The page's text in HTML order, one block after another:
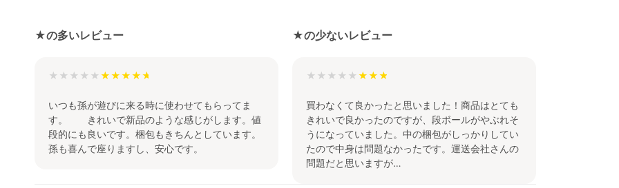
★の多いレビュー
★★★★★
いつも孫が遊びに来る時に使わせてもらってま
す。 きれいで新品のような感じがします。値
段的にも良いです。梱包もきちんとしています。
孫も喜んで座りますし、安心です。
★の少ないレビュー
★★★★★
買わなくて良かったと思いました！商品はとても
きれいで良かったのですが、段ボールがやぶれそ
うになっていました。中の梱包がしっかりしてい
たので中身は問題なかったです。運送会社さんの
問題だと思いますが…